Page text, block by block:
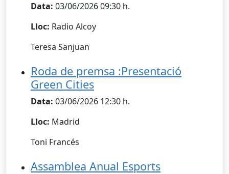
Data: 03/06/2026 09:30 h.
Lloc: Radio Alcoy
Teresa Sanjuan
Roda de premsa :Presentació
Green Cities
Data: 03/06/2026 12:30 h.
Lloc: Madrid
Toni Francés
Assamblea Anual Esports